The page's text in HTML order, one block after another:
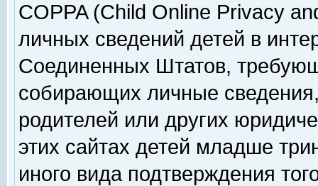
COPPA (Child Online Privacy
личных сведений детей в
Соединенных Штатов,
собирающих личные
родителей или других
этих сайтах детей младше
иного вида подтверждения